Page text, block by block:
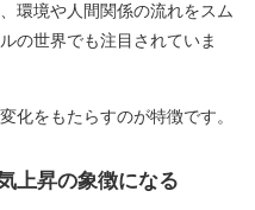
環境や人間関係の流れをスム
の世界でも注目されていま
化をもたらすのが特徴です。
上昇の象徴になる